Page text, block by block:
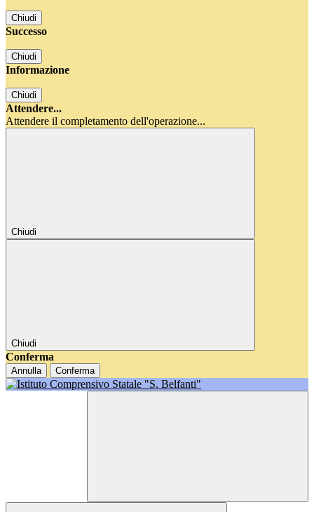
Chiudi
Successo
Chiudi
Informazione
Chiudi
Attendere...
Attendere il completamento dell'operazione...
Chiudi
Chiudi
Conferma
Annulla Conferma